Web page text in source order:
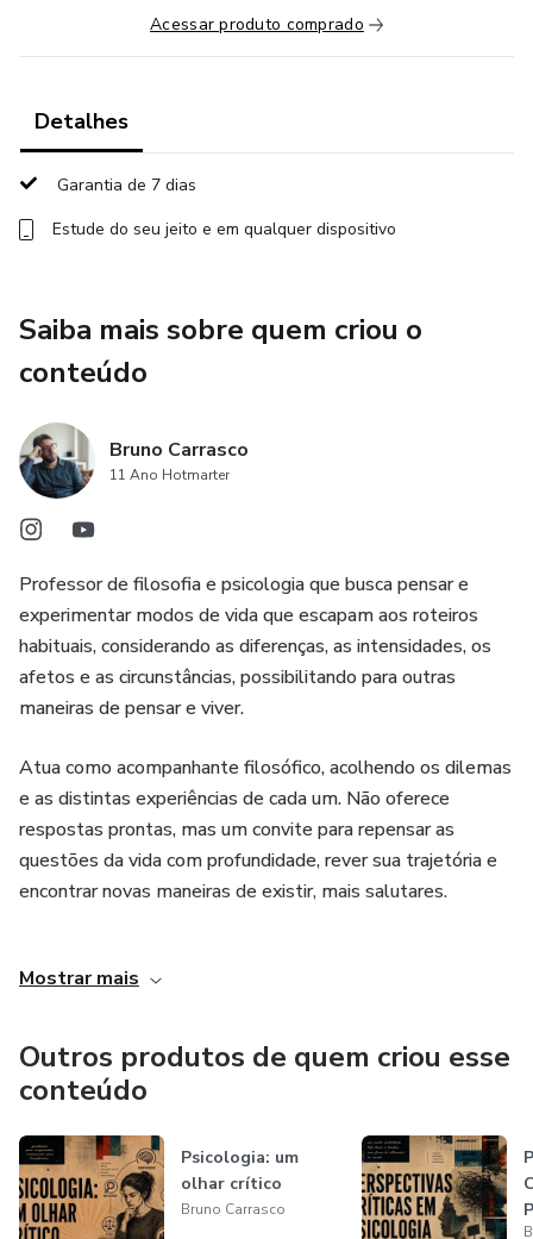
nossos desejos, relações e formas de existir, produzindo
subjetividades cada vez mais cansadas e pressionadas.
Trata-se de uma oportunidade para compreender
criticamente o mal-estar contemporâneo e refletir sobre
outras possibilidades de vida.
Curso gravado
Acessar produto comprado
Detalhes
Garantia de 7 dias
Estude do seu jeito e em qualquer dispositivo
Saiba mais sobre quem criou o
conteúdo
Bruno Carrasco
11 Ano Hotmarter
Professor de filosofia e psicologia que busca pensar e
experimentar modos de vida que escapam aos roteiros
habituais, considerando as diferenças, as intensidades, os
afetos e as circunstâncias, possibilitando para outras
maneiras de pensar e viver.
Atua como acompanhante filosófico, acolhendo os dilemas
e as distintas experiências de cada um. Não oferece
respostas prontas, mas um convite para repensar as
questões da vida com profundidade, rever sua trajetória e
encontrar novas maneiras de existir, mais salutares.
ciências humanas, integrando sensibilidades para se
cada pessoa, considerando suas peculiaridades. Embasa
sua prática numa escuta atenta e na reflexão filosófica.
Graduado em Psicologia, licenciado em Filosofia e
Pedagogia, pós-graduado em Ensino de Filosofia,
Fenomenologia Existencial e Aconselhamento Filosófico.
Nos últimos anos tem se dedicado a estudar sobre o
Mostrar mais
Outros produtos de quem criou esse
conteúdo
Psicologia: um
olhar crítico
Bruno Carrasco